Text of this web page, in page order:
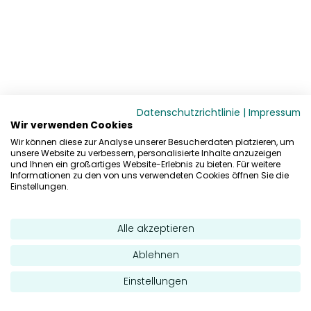
Datenschutzrichtlinie | Impressum
Wir verwenden Cookies
Wir können diese zur Analyse unserer Besucherdaten platzieren, um
unsere Website zu verbessern, personalisierte Inhalte anzuzeigen
und Ihnen ein großartiges Website-Erlebnis zu bieten. Für weitere
Informationen zu den von uns verwendeten Cookies öffnen Sie die
Einstellungen.
Alle akzeptieren
Ablehnen
Einstellungen